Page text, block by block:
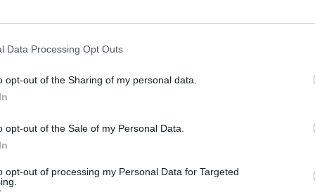
Data Processing Opt Outs
opt-out of the Sharing of my personal data.
opt-out of the Sale of my Personal Data.
opt-out of processing my Personal Data for Targeted
cuore, anche l'abbozzo di un primo
fino a quel momento, ha lavorato
però dal registra, che si è anche
soprattutto con accenti interiori, quasi
più estreme da uno stile che,
i dettagli molto ravvicinati e una
delle immagini spesso, pur partendo
ispirata a un figurativismo pittorico,